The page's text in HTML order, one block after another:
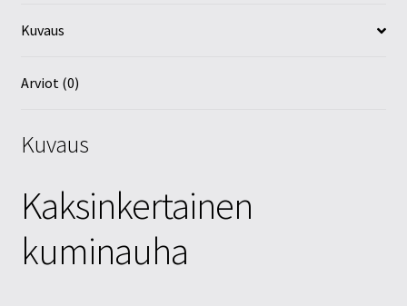
Kuvaus
Arviot (0)
Kuvaus
Kaksinkertainen
kuminauha